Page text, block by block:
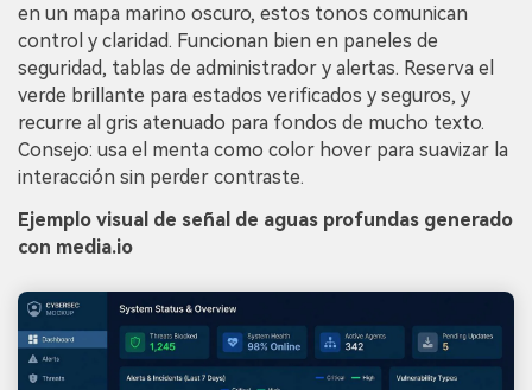
en un mapa marino oscuro, estos tonos comunican
control y claridad. Funcionan bien en paneles de
seguridad, tablas de administrador y alertas. Reserva el
verde brillante para estados verificados y seguros, y
recurre al gris atenuado para fondos de mucho texto.
Consejo: usa el menta como color hover para suavizar la
interacción sin perder contraste.
Ejemplo visual de señal de aguas profundas generado
con media.io